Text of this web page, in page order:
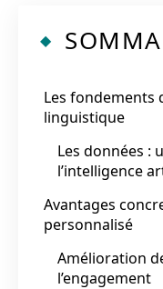
Les fondements
linguistique
Les données :
l’intelligence
Avantages
personnalisé
Amélioration
l’engagement